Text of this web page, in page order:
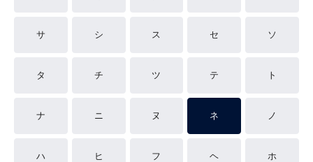
サ シ ス セ ソ
タ チ ツ テ ト
ナ ニ ヌ ネ ノ
ハ ヒ フ ヘ ホ